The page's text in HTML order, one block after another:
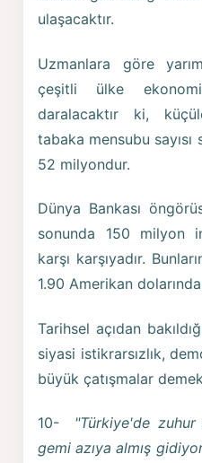
ulaşacaktır.
Uzmanlara göre
çeşitli ülke
daralacaktır ki,
tabaka mensubu
52 milyondur.
Dünya Bankası
sonunda 150 milyon
karşı karşıyadır.
1.90 Amerikan
Tarihsel açıdan
siyasi istikrarsızlık,
büyük çatışmalar
10- "Türkiye'de zuhur
gemi azıya almış